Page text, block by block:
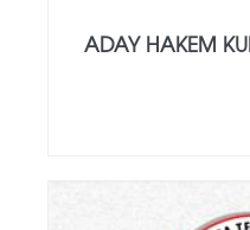
ADAY HAKEM